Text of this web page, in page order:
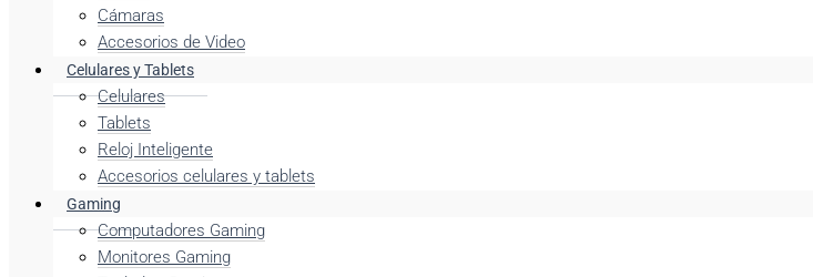
Cámaras
Accesorios de Video
Celulares y Tablets
Celulares
Tablets
Reloj Inteligente
Accesorios celulares y tablets
Gaming
Computadores Gaming
Monitores Gaming